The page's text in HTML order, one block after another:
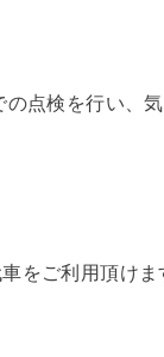
点検を行い、
をご利用頂け